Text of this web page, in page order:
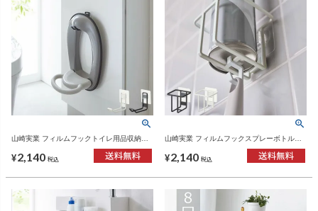
山崎実業 フィルムフックトイレ用品収納フ
ーズ
¥2,140 税込
山崎実業 フィルムフックスプレーボトルホ
リーズ
¥2,140 税込